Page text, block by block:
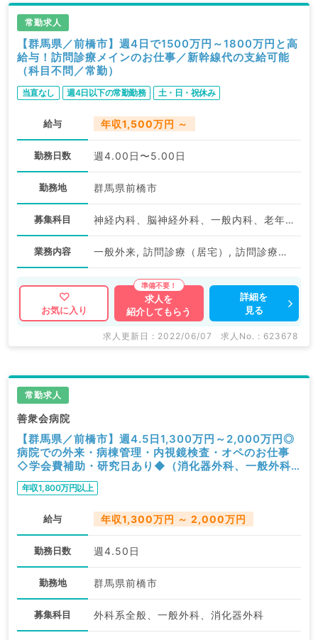
掲載情報以外にも産業医等の企業系求人も多数扱ってい
ます。
求人内容の詳細等はお気軽にお問合せ下さい。
常勤求人
【群馬県／前橋市】週4日で1500万円～1800万円と高
給与！訪問診療メインのお仕事／新幹線代の支給可能
（科目不問／常勤）
当直なし 週4日以下の常勤勤務 土・日・祝休み
給与 年収1,500万円 ～
勤務日数 週4.00日〜5.00日
勤務地 群馬県前橋市
募集科目 神経内科、脳神経外科、一般内科、老年内科、外科系全般、一般外科
業務内容 一般外来, 訪問診療（居宅）, 訪問診療（施設）
お気に入り
求人を
紹介してもらう
詳細を
見る
求人更新日 : 2022/06/07 求人No. : 623678
常勤求人
善衆会病院
【群馬県／前橋市】週4.5日1,300万円～2,000万円◎
病院での外来・病棟管理・内視鏡検査・オペのお仕事
◇学会費補助・研究日あり◆（消化器外科、一般外科
／常勤）
年収1,800万円以上
給与 年収1,300万円 ～ 2,000万円
勤務日数 週4.50日
勤務地 群馬県前橋市
募集科目 外科系全般、一般外科、消化器外科